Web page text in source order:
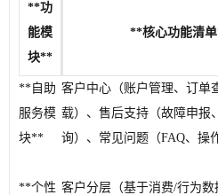
**功
能模
块**
**核心功能清
**自助
服务模
块**
客户中心（账户管理、订单
载）、售后支持（故障申报
询）、常见问题（FAQ、操
**个性 客户分层（基于消费/行为数